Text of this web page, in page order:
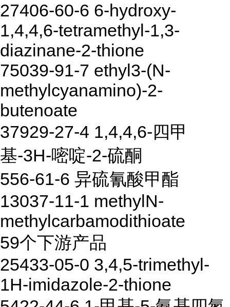
27406-60-6 6-hydroxy-
1,4,4,6-tetramethyl-1,3-
diazinane-2-thione
75039-91-7 ethyl3-(N-
methylcyanamino)-2-
butenoate
37929-27-4 1,4,4,6-四甲
基-3H-嘧啶-2-硫酮
556-61-6 异硫氰酸甲酯
13037-11-1 methylN-
methylcarbamodithioate
59个下游产品
25433-05-0 3,4,5-trimethyl-
1H-imidazole-2-thione